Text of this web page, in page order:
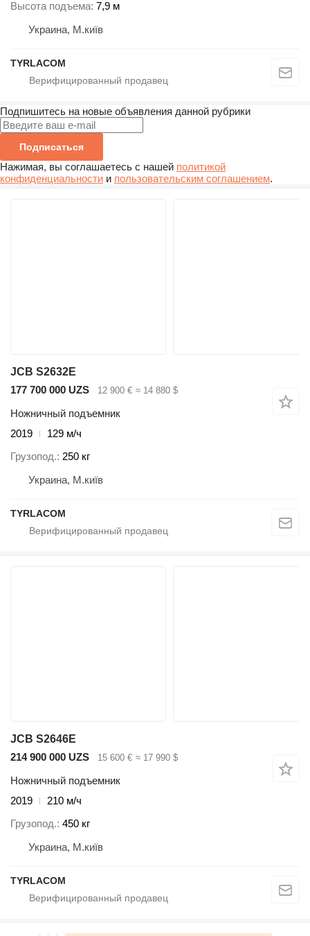
Высота подъема 7,9 м
Украина, М.київ
TYRLACOM
Подпишитесь на новые объявления данной рубрики
Подписаться
Нажимая, вы соглашаетесь с нашей политикой
конфиденциальности и пользовательским соглашением.
JCB S2632E
177 700 000 UZS
12 900 € ≈ 14 880 $
Ножничный подъемник
2019
129 м/ч
Грузопод. 250 кг
Украина, М.київ
TYRLACOM
JCB S2646E
214 900 000 UZS
15 600 € ≈ 17 990 $
Ножничный подъемник
2019
210 м/ч
Грузопод. 450 кг
Украина, М.київ
TYRLACOM